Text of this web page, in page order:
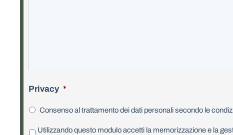
Privacy *
Consenso al trattamento dei dati personali secondo le
P Utilizzando questo modulo accetti la memorizzazione e la